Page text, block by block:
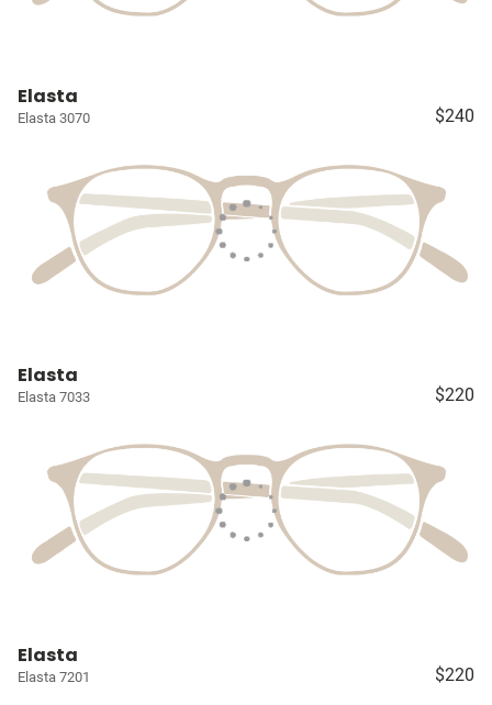
Elasta
Elasta 3070 $240
Elasta
Elasta 7033 $220
Elasta
Elasta 7201 $220